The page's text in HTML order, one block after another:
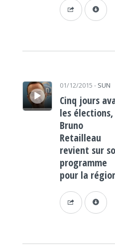
Lecteur audio 01/12/2015 - SUN
Cinq jours
les élections,
Bruno
Retailleau
revient sur
programme
pour la